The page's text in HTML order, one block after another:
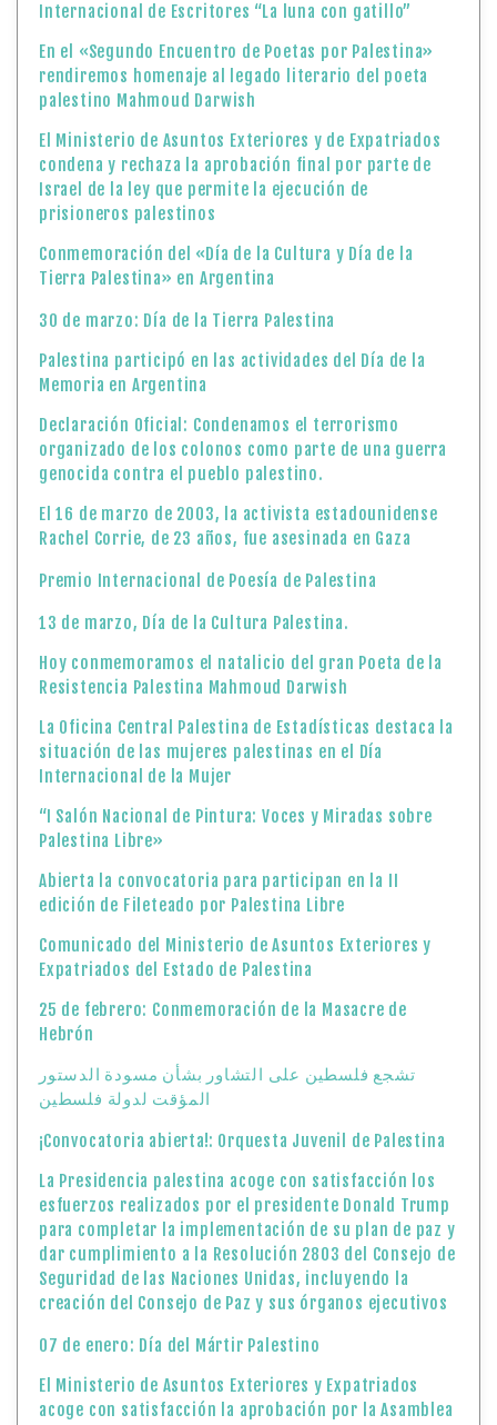
Internacional de Escritores “La luna con gatillo”
En el «Segundo Encuentro de Poetas por Palestina»
rendiremos homenaje al legado literario del poeta
palestino Mahmoud Darwish
El Ministerio de Asuntos Exteriores y de Expatriados
condena y rechaza la aprobación final por parte de
Israel de la ley que permite la ejecución de
prisioneros palestinos
Conmemoración del «Día de la Cultura y Día de la
Tierra Palestina» en Argentina
30 de marzo: Día de la Tierra Palestina
Palestina participó en las actividades del Día de la
Memoria en Argentina
Declaración Oficial: Condenamos el terrorismo
organizado de los colonos como parte de una guerra
genocida contra el pueblo palestino.
El 16 de marzo de 2003, la activista estadounidense
Rachel Corrie, de 23 años, fue asesinada en Gaza
Premio Internacional de Poesía de Palestina
13 de marzo, Día de la Cultura Palestina.
Hoy conmemoramos el natalicio del gran Poeta de la
Resistencia Palestina Mahmoud Darwish
La Oficina Central Palestina de Estadísticas destaca la
situación de las mujeres palestinas en el Día
Internacional de la Mujer
“I Salón Nacional de Pintura: Voces y Miradas sobre
Palestina Libre»
Abierta la convocatoria para participan en la II
edición de Fileteado por Palestina Libre
Comunicado del Ministerio de Asuntos Exteriores y
Expatriados del Estado de Palestina
25 de febrero: Conmemoración de la Masacre de
Hebrón
تشجع فلسطين على التشاور بشأن مسودة الدستور
المؤقت لدولة فلسطين
¡Convocatoria abierta!: Orquesta Juvenil de Palestina
La Presidencia palestina acoge con satisfacción los
esfuerzos realizados por el presidente Donald Trump
para completar la implementación de su plan de paz y
dar cumplimiento a la Resolución 2803 del Consejo de
Seguridad de las Naciones Unidas, incluyendo la
creación del Consejo de Paz y sus órganos ejecutivos
07 de enero: Día del Mártir Palestino
El Ministerio de Asuntos Exteriores y Expatriados
acoge con satisfacción la aprobación por la Asamblea